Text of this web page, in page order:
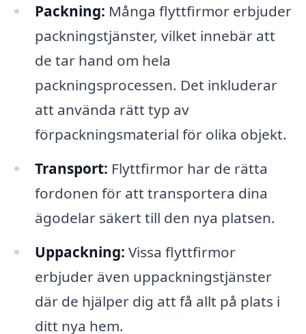
Packning: Många flyttfirmor erbjuder
packningstjänster, vilket innebär att
de tar hand om hela
packningsprocessen. Det inkluderar
att använda rätt typ av
förpackningsmaterial för olika objekt.
Transport: Flyttfirmor har de rätta
fordonen för att transportera dina
ägodelar säkert till den nya platsen.
Uppackning: Vissa flyttfirmor
erbjuder även uppackningstjänster
där de hjälper dig att få allt på plats i
ditt nya hem.